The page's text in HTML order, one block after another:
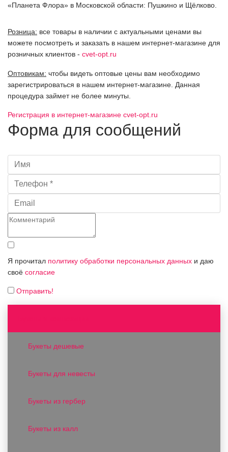
«Планета Флора» в Московской области: Пушкино и Щёлково.
Розница: все товары в наличии с актуальными ценами вы
можете посмотреть и заказать в нашем интернет-магазине для
розничных клиентов - cvet-opt.ru
Оптовикам: чтобы видеть оптовые цены вам необходимо
зарегистрироваться в нашем интернет-магазине. Данная
процедура займет не более минуты.
Регистрация в интернет-магазине cvet-opt.ru
Форма для сообщений
Я прочитал политику обработки персональных данных и даю
своё согласие
Отправить!
Букеты дешевые
Букеты для невесты
Букеты из гербер
Букеты из калл